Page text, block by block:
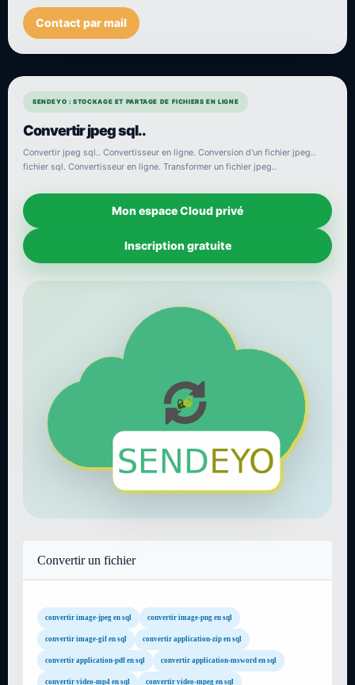
Contact par mail
SENDEYO : STOCKAGE ET PARTAGE DE FICHIERS EN LIGNE
Convertir jpeg sql..
Convertir jpeg sql.. Convertisseur en ligne. Conversion d'un fichier jpeg..
fichier sql. Convertisseur en ligne. Transformer un fichier jpeg..
Mon espace Cloud privé
Inscription gratuite
Convertir un fichier
convertir image-jpeg en sql convertir image-png en sql
convertir image-gif en sql convertir application-zip en sql
convertir application-pdf en sql convertir application-msword en sql
convertir video-mp4 en sql convertir video-mpeg en sql